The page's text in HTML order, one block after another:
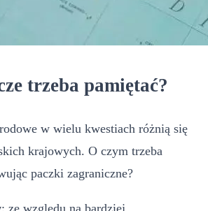
trzeba pamiętać?
w wielu kwestiach różnią się
krajowych. O czym trzeba
paczki zagraniczne?